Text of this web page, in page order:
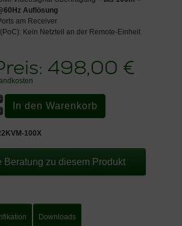
Auflösung
am Receiver
Kein Netzteil an der Remote-Einheit
498,00 €
100X
Beratung zu diesem Produkt
Downloads